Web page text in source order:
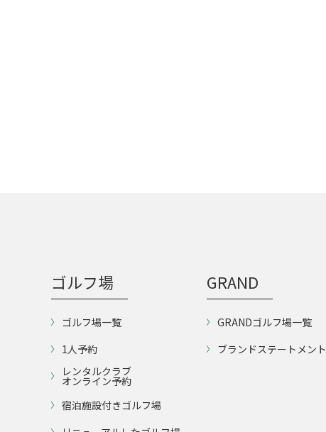
ゴルフ場
ゴルフ場一覧
1人予約
レンタルクラブ
オンライン予約
宿泊施設付きゴルフ場
GRAND
GRANDゴルフ場一覧
ブランドステートメント